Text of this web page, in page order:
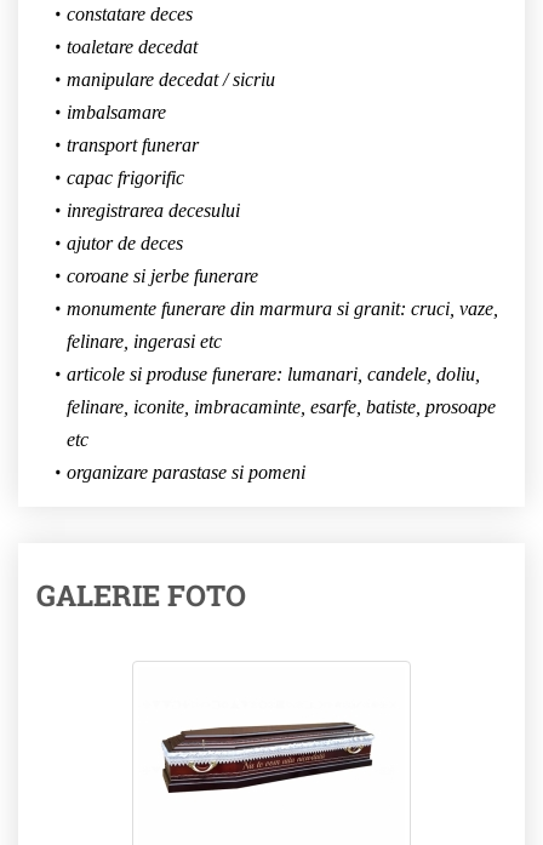
constatare deces
toaletare decedat
manipulare decedat / sicriu
imbalsamare
transport funerar
capac frigorific
inregistrarea decesului
ajutor de deces
coroane si jerbe funerare
monumente funerare din marmura si granit: cruci, vaze,
felinare, ingerasi etc
articole si produse funerare: lumanari, candele, doliu,
felinare, iconite, imbracaminte, esarfe, batiste, prosoape
etc
organizare parastase si pomeni
GALERIE FOTO